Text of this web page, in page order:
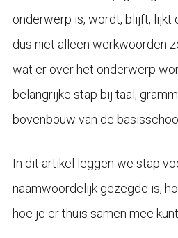
onderwerp is, wordt, blijft, lijkt
dus niet alleen werkwoorden
wat er over het onderwerp
belangrijke stap bij taal,
bovenbouw van de
In dit artikel leggen we stap
naamwoordelijk gezegde is,
hoe je er thuis samen mee